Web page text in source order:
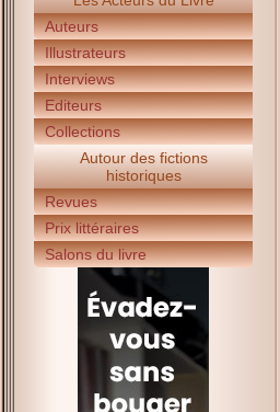
Auteurs
Illustrateurs
Interviews
Editeurs
Collections
Autour des fictions
historiques
Revues
Prix littéraires
Salons du livre